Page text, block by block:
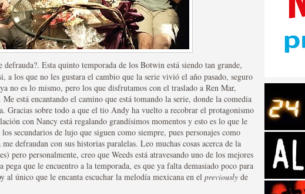
pilotos de Amazon
Personajes de Series de
defrauda?. Esta quinto temporada de los Botwin está siendo tan grande,
a los que no les gustara el cambio que la serie vivió el año pasado, seguro
no es lo mismo, pero los que disfrutamos con el traslado a Ren Mar,
Me está encantando el camino que está tomando la serie, donde la comedia
Gracias sobre todo a que el tio Andy ha vuelto a recobrar el protagonismo
con Nancy está regalando grandísimos momentos y esto es lo que le
secundarios de lujo que siguen como siempre, pues personajes como
defraudan con sus historias paralelas. Leo muchas cosas acerca de la
pero personalmente, creo que Weeds está atravesando uno de los mejores
que le encuentro a la temporada, es que ya falta demasiado poco para
al único que le encanta escuchar la melodía mexicana en el previously de